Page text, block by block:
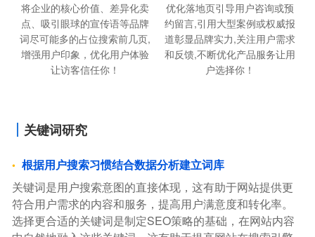
将企业的核心价值、差异化卖
点、吸引眼球的宣传语等品牌
词尽可能多的占位搜索前几页,
增强用户印象，优化用户体验
让访客信任你！
优化落地页引导用户咨询或预
约留言,引用大型案例或权威报
道彰显品牌实力,关注用户需求
和反馈,不断优化产品服务让用
户选择你！
关键词研究
根据用户搜索习惯结合数据分析建立词库
关键词是用户搜索意图的直接体现，这有助于网站提供更
符合用户需求的内容和服务，提高用户满意度和转化率。
选择更合适的关键词是制定SEO策略的基础，在网站内容